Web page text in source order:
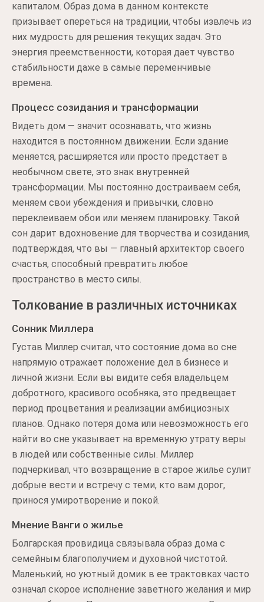
капиталом. Образ дома в данном контексте
призывает опереться на традиции, чтобы извлечь из
них мудрость для решения текущих задач. Это
энергия преемственности, которая дает чувство
стабильности даже в самые переменчивые
времена.
Процесс созидания и трансформации
Видеть дом — значит осознавать, что жизнь
находится в постоянном движении. Если здание
меняется, расширяется или просто предстает в
необычном свете, это знак внутренней
трансформации. Мы постоянно достраиваем себя,
меняем свои убеждения и привычки, словно
переклеиваем обои или меняем планировку. Такой
сон дарит вдохновение для творчества и созидания,
подтверждая, что вы — главный архитектор своего
счастья, способный превратить любое
пространство в место силы.
Толкование в различных источниках
Сонник Миллера
Густав Миллер считал, что состояние дома во сне
напрямую отражает положение дел в бизнесе и
личной жизни. Если вы видите себя владельцем
добротного, красивого особняка, это предвещает
период процветания и реализации амбициозных
планов. Однако потеря дома или невозможность его
найти во сне указывает на временную утрату веры
в людей или собственные силы. Миллер
подчеркивал, что возвращение в старое жилье сулит
добрые вести и встречу с теми, кто вам дорог,
принося умиротворение и покой.
Мнение Ванги о жилье
Болгарская провидица связывала образ дома с
семейным благополучием и духовной чистотой.
Маленький, но уютный домик в ее трактовках часто
означал скорое исполнение заветного желания и мир